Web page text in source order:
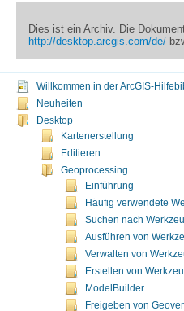
Dies ist ein Archiv. Die
http://desktop.arcgis.com/de/
Willkommen in der ArcGIS-
Neuheiten
Desktop
Kartenerstellung
Editieren
Geoprocessing
Einführung
Häufig verwendete
Suchen nach
Ausführen von
Verwalten von
Erstellen von
ModelBuilder
Freigeben von